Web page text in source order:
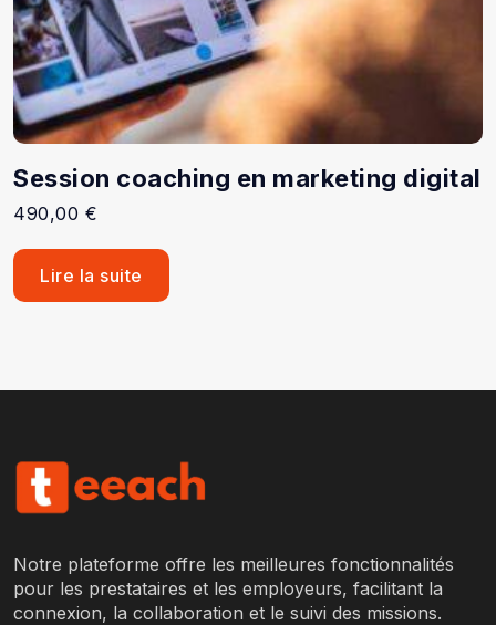
Session coaching en marketing digital
490,00 €
Lire la suite
Notre plateforme offre les meilleures fonctionnalités
pour les prestataires et les employeurs, facilitant la
connexion, la collaboration et le suivi des missions.